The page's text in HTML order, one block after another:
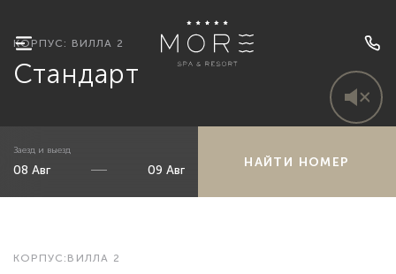
КОРПУС: ВИЛЛА 2
Стандарт
Заезд и выезд
НАЙТИ НОМЕР
КОРПУС:ВИЛЛА 2